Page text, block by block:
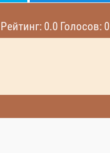
Рейтинг: 0.0 Голосов: 0